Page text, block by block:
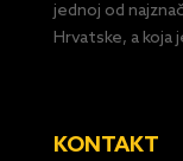
jednoj od
Hrvatske, a koja
KONTAKT